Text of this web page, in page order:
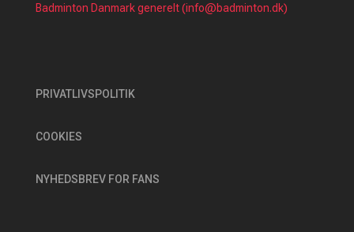
Badminton Danmark generelt (info@badminton.dk)
PRIVATLIVSPOLITIK
COOKIES
NYHEDSBREV FOR FANS